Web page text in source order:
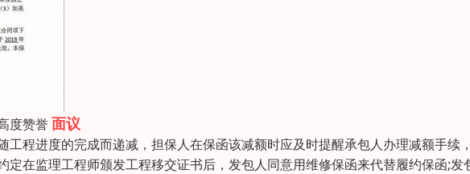
度赞誉面议
程进度的完成而递减，担保人在保函该减额时应及时提醒承包人办理减额手续
定在监理工程师颁发工程移交证书后，发包人同意用维修保函来代替履约保函;发